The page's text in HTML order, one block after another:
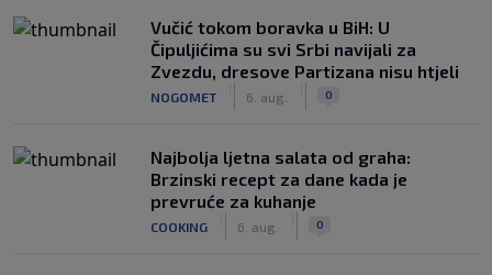
Vučić tokom boravka u BiH: U
Čipuljićima su svi Srbi navijali za
Zvezdu, dresove Partizana nisu htjeli
NOGOMET 6. aug. 0
Najbolja ljetna salata od graha:
Brzinski recept za dane kada je
prevruće za kuhanje
COOKING 6. aug. 0